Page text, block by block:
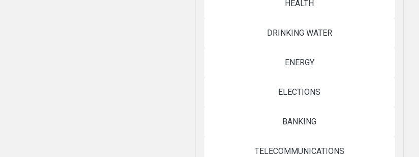
HEALTH
DRINKING WATER
ENERGY
ELECTIONS
BANKING
TELECOMMUNICATIONS